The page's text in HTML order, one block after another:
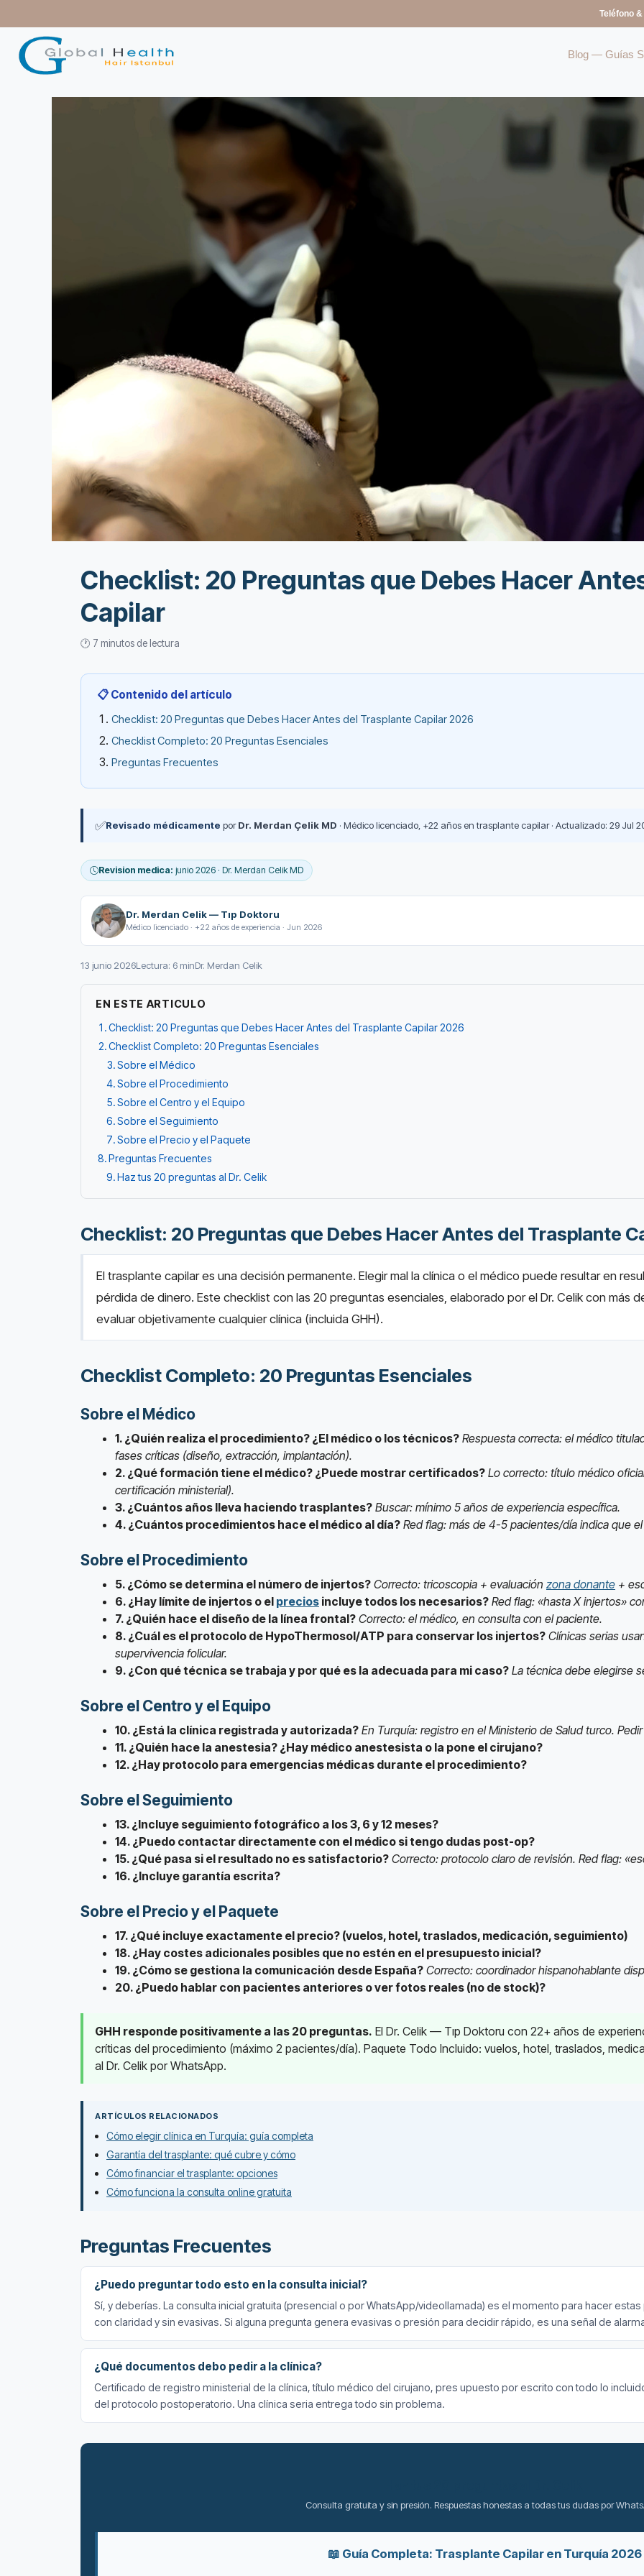
Teléfono
Blog — Guías
Checklist: 20 Preguntas que Debes Hacer
Capilar
🕐 7 minutos de lectura
📋 Contenido del artículo
Checklist: 20 Preguntas que Debes Hacer Antes del Trasplante Capilar 2026
Checklist Completo: 20 Preguntas Esenciales
Preguntas Frecuentes
✅Revisado médicamente porDr. Merdan Çelik MD · Médico licenciado, +22 años en trasplante capilar · Actualizado: 29 Jul
Revision medica: junio 2026 · Dr. Merdan Celik MD
Dr. Merdan Celik — Tıp Doktoru
Médico licenciado · +22 años de experiencia · Jun 2026
13 junio 2026Lectura: 6 minDr. Merdan Celik
EN ESTE ARTICULO
Checklist: 20 Preguntas que Debes Hacer Antes del Trasplante Capilar 2026
Checklist Completo: 20 Preguntas Esenciales
Sobre el Médico
Sobre el Procedimiento
Sobre el Centro y el Equipo
Sobre el Seguimiento
Sobre el Precio y el Paquete
Preguntas Frecuentes
Haz tus 20 preguntas al Dr. Celik
Checklist: 20 Preguntas que Debes Hacer Antes del Trasplante
El trasplante capilar es una decisión permanente. Elegir mal la clínica o el médico puede resultar en
pérdida de dinero. Este checklist con las 20 preguntas esenciales, elaborado por el Dr. Celik con más
evaluar objetivamente cualquier clínica (incluida GHH).
Checklist Completo: 20 Preguntas Esenciales
Sobre el Médico
1. ¿Quién realiza el procedimiento? ¿El médico o los técnicos? Respuesta correcta: el médico
fases críticas (diseño, extracción, implantación).
2. ¿Qué formación tiene el médico? ¿Puede mostrar certificados? Lo correcto: título médico
certificación ministerial).
3. ¿Cuántos años lleva haciendo trasplantes? Buscar: mínimo 5 años de experiencia específica.
4. ¿Cuántos procedimientos hace el médico al día? Red flag: más de 4-5 pacientes/día indica que
Sobre el Procedimiento
5. ¿Cómo se determina el número de injertos? Correcto: tricoscopia + evaluación zona donante +
6. ¿Hay límite de injertos o el precios incluye todos los necesarios? Red flag: «hasta X injertos»
7. ¿Quién hace el diseño de la línea frontal? Correcto: el médico, en consulta con el paciente.
8. ¿Cuál es el protocolo de HypoThermosol/ATP para conservar los injertos? Clínicas serias
supervivencia folicular.
9. ¿Con qué técnica se trabaja y por qué es la adecuada para mi caso? La técnica debe elegirse
Sobre el Centro y el Equipo
10. ¿Está la clínica registrada y autorizada? En Turquía: registro en el Ministerio de Salud turco.
11. ¿Quién hace la anestesia? ¿Hay médico anestesista o la pone el cirujano?
12. ¿Hay protocolo para emergencias médicas durante el procedimiento?
Sobre el Seguimiento
13. ¿Incluye seguimiento fotográfico a los 3, 6 y 12 meses?
14. ¿Puedo contactar directamente con el médico si tengo dudas post-op?
15. ¿Qué pasa si el resultado no es satisfactorio? Correcto: protocolo claro de revisión. Red flag:
16. ¿Incluye garantía escrita?
Sobre el Precio y el Paquete
17. ¿Qué incluye exactamente el precio? (vuelos, hotel, traslados, medicación, seguimiento)
18. ¿Hay costes adicionales posibles que no estén en el presupuesto inicial?
19. ¿Cómo se gestiona la comunicación desde España? Correcto: coordinador hispanohablante
20. ¿Puedo hablar con pacientes anteriores o ver fotos reales (no de stock)?
GHH responde positivamente a las 20 preguntas. El Dr. Celik — Tıp Doktoru con 22+ años de
críticas del procedimiento (máximo 2 pacientes/día). Paquete Todo Incluido: vuelos, hotel, traslados,
al Dr. Celik por WhatsApp.
ARTÍCULOS RELACIONADOS
Cómo elegir clínica en Turquía: guía completa
Garantía del trasplante: qué cubre y cómo
Cómo financiar el trasplante: opciones
Cómo funciona la consulta online gratuita
Preguntas Frecuentes
¿Puedo preguntar todo esto en la consulta inicial?
Sí, y deberías. La consulta inicial gratuita (presencial o por WhatsApp/videollamada) es el momento para hacer
con claridad y sin evasivas. Si alguna pregunta genera evasivas o presión para decidir rápido, es una señal de
¿Qué documentos debo pedir a la clínica?
Certificado de registro ministerial de la clínica, título médico del cirujano, pres upuesto por escrito con todo lo
del protocolo postoperatorio. Una clínica seria entrega todo sin problema.
Consulta gratuita y sin presión. Respuestas honestas a todas tus dudas por
📖 Guía Completa: Trasplante Capilar en Turquía 2026